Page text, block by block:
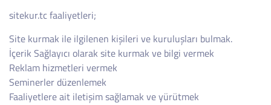
sitekur.tc faaliyetleri;
Site kurmak ile ilgilenen kişileri ve kuruluşları bulmak.
İçerik Sağlayıcı olarak site kurmak ve bilgi vermek
Reklam hizmetleri vermek
Seminerler düzenlemek
Faaliyetlere ait iletişim sağlamak ve yürütmek